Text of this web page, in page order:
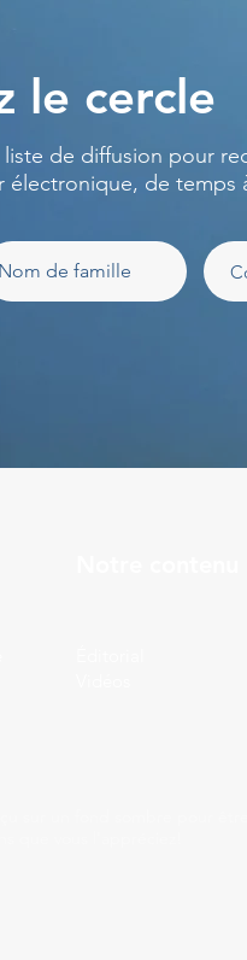
le cercle
de diffusion pour
électronique, de temps